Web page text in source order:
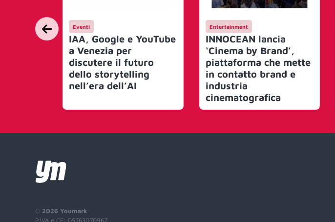
Eventi
IAA, Google e YouTube
a Venezia per
discutere il futuro
dello storytelling
nell’era dell’AI
Entertainment
INNOCEAN lancia
‘Cinema by Brand’,
piattaforma che mette
in contatto brand e
industria
cinematografica
© 2026 Youmark
P.IVA e CF: 05763070967